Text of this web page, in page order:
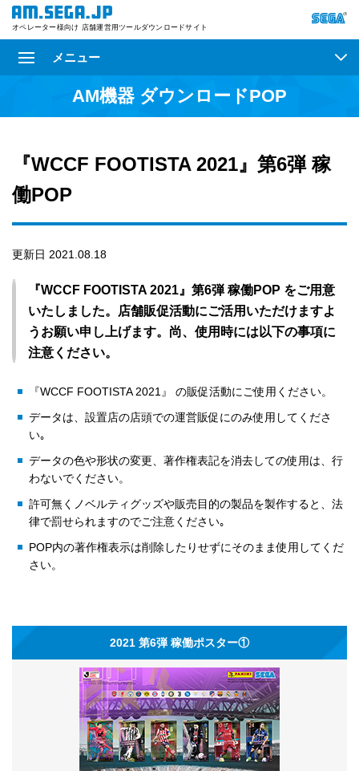
オペレーター様向け 店舗運営用ツールダウンロードサイト
メニュー
AM機器 ダウンロードPOP
『WCCF FOOTISTA 2021』第6弾 稼
働POP
更新日 2021.08.18
『WCCF FOOTISTA 2021』第6弾 稼働POP をご用意
いたしました。店舗販促活動にご活用いただけますよ
うお願い申し上げます。尚、使用時には以下の事項に
注意ください。
『WCCF FOOTISTA 2021』 の販促活動にご使用ください。
データは、設置店の店頭での運営販促にのみ使用してくださ
い｡
データの色や形状の変更、著作権表記を消去しての使用は、行
わないでください。
許可無くノベルティグッズや販売目的の製品を製作すると、法
律で罰せられますのでご注意ください｡
POP内の著作権表示は削除したりせずにそのまま使用してくだ
さい。
2021 第6弾 稼働ポスター①